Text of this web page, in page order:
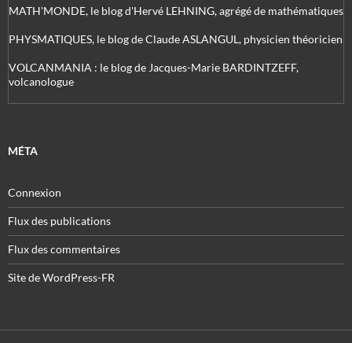
MATH'MONDE, le blog d'Hervé LEHNING, agrégé de mathématiques
PHYSMATIQUES, le blog de Claude ASLANGUL, physicien théoricien
VOLCANMANIA : le blog de Jacques-Marie BARDINTZEFF,
volcanologue
MÉTA
Connexion
Flux des publications
Flux des commentaires
Site de WordPress-FR